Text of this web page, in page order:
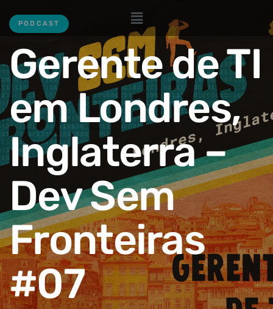
PODCAST
Gerente de TI
em Londres,
Inglaterra –
Dev Sem
Fronteiras
#07